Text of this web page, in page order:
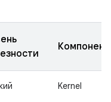
Компонент
Kernel